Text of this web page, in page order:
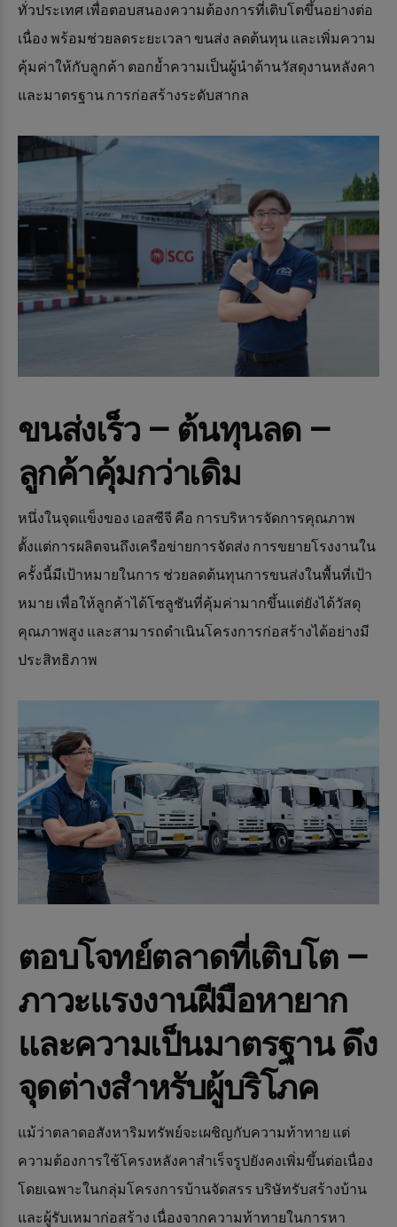
ทั่วประเทศ เพื่อตอบสนองความต้องการที่เติบโตขึ้นอย่างต่อ
เนื่อง พร้อมช่วยลดระยะเวลา ขนส่ง ลดต้นทุน และเพิ่มความ
คุ้มค่าให้กับลูกค้า ตอกย้ำความเป็นผู้นำด้านวัสดุงานหลังคา
และมาตรฐาน การก่อสร้างระดับสากล
ขนส่งเร็ว – ต้นทุนลด –
ลูกค้าคุ้มกว่าเดิม
หนึ่งในจุดแข็งของ เอสซีจี คือ การบริหารจัดการคุณภาพ
ตั้งแต่การผลิตจนถึงเครือข่ายการจัดส่ง การขยายโรงงานใน
ครั้งนี้มีเป้าหมายในการ ช่วยลดต้นทุนการขนส่งในพื้นที่เป้า
หมาย เพื่อให้ลูกค้าได้โซลูชันที่คุ้มค่ามากขึ้นแต่ยังได้วัสดุ
คุณภาพสูง และสามารถดำเนินโครงการก่อสร้างได้อย่างมี
ประสิทธิภาพ
ตอบโจทย์ตลาดที่เติบโต –
ภาวะแรงงานฝีมือหายาก
และความเป็นมาตรฐาน ดึง
จุดต่างสำหรับผู้บริโภค
แม้ว่าตลาดอสังหาริมทรัพย์จะเผชิญกับความท้าทาย แต่
ความต้องการใช้โครงหลังคาสำเร็จรูปยังคงเพิ่มขึ้นต่อเนื่อง
โดยเฉพาะในกลุ่มโครงการบ้านจัดสรร บริษัทรับสร้างบ้าน
และผู้รับเหมาก่อสร้าง เนื่องจากความท้าทายในการหา